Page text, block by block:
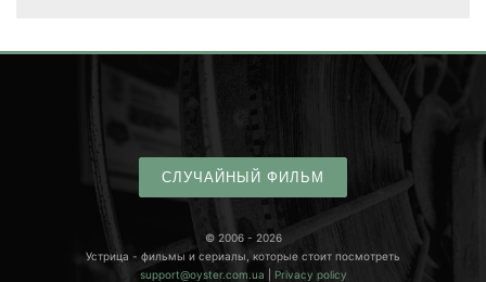
СЛУЧАЙНЫЙ ФИЛЬМ
© 2006 - 2026
Устрица - фильмы и сериалы, которые стоит посмотреть
support@oyster.com.ua
Privacy policy